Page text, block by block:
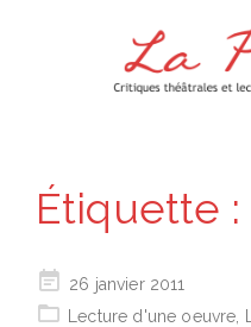
Étiquette :
Posted
on
26 janvier 2011
Lecture d'une oeuvre